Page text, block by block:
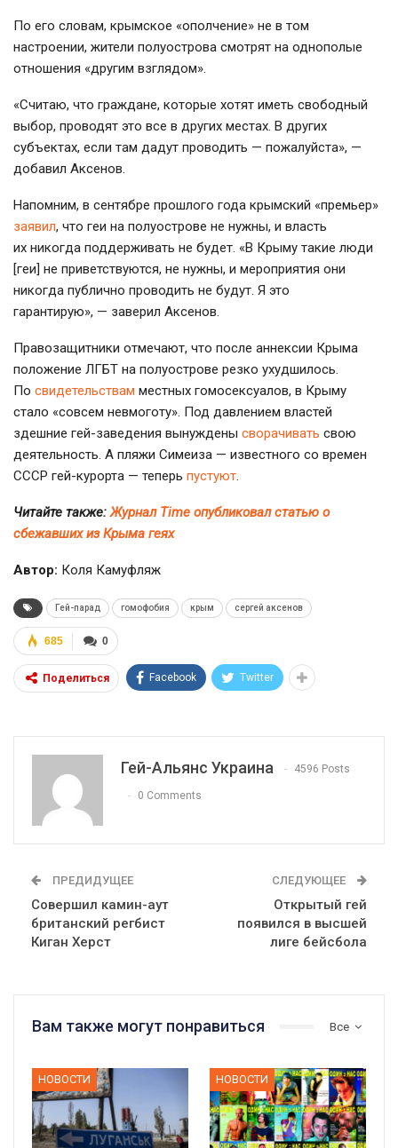
По его словам, крымское «ополчение» не в том
настроении, жители полуострова смотрят на однополые
отношения «другим взглядом».
«Считаю, что граждане, которые хотят иметь свободный
выбор, проводят это все в других местах. В других
субъектах, если там дадут проводить — пожалуйста», —
добавил Аксенов.
Напомним, в сентябре прошлого года крымский «премьер»
заявил, что геи на полуострове не нужны, и власть
их никогда поддерживать не будет. «В Крыму такие люди
[геи] не приветствуются, не нужны, и мероприятия они
никогда публично проводить не будут. Я это
гарантирую», — заверил Аксенов.
Правозащитники отмечают, что после аннексии Крыма
положение ЛГБТ на полуострове резко ухудшилось.
По свидетельствам местных гомосексуалов, в Крыму
стало «совсем невмоготу». Под давлением властей
здешние гей-заведения вынуждены сворачивать свою
деятельность. А пляжи Симеиза — известного со времен
СССР гей-курорта — теперь пустуют.
Читайте также:Журнал Time опубликовал статью о
сбежавших из Крыма геях
Автор: Коля Камуфляж
Гей-парад гомофобия крым сергей аксенов
0
685
Поделиться Facebook Twitter
Гей-Альянс Украина 4596 Posts
0 Comments
ПРЕДИДУЩЕЕ
Совершил камин-аут
британский регбист
Киган Херст
СЛЕДУЮЩЕЕ
Открытый гей
появился в высшей
лиге бейсбола
Все
Вам также могут понравиться
НОВОСТИ НОВОСТИ